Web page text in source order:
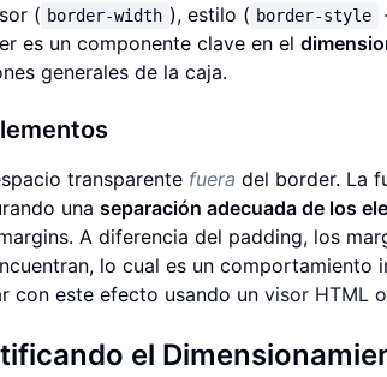
( border-width ), estilo ( border-style
es un componente clave en el
generales de la caja.
transparente fuera del border. La
una separación adecuada de los
A diferencia del padding, los
lo cual es un comportamiento
con este efecto usando un visor HTML
el